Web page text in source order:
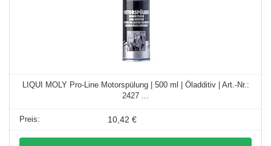
LIQUI MOLY Pro-Line Motorspülung | 500 ml | Öladditiv | Art.-Nr.:
2427 ...
10,42 €